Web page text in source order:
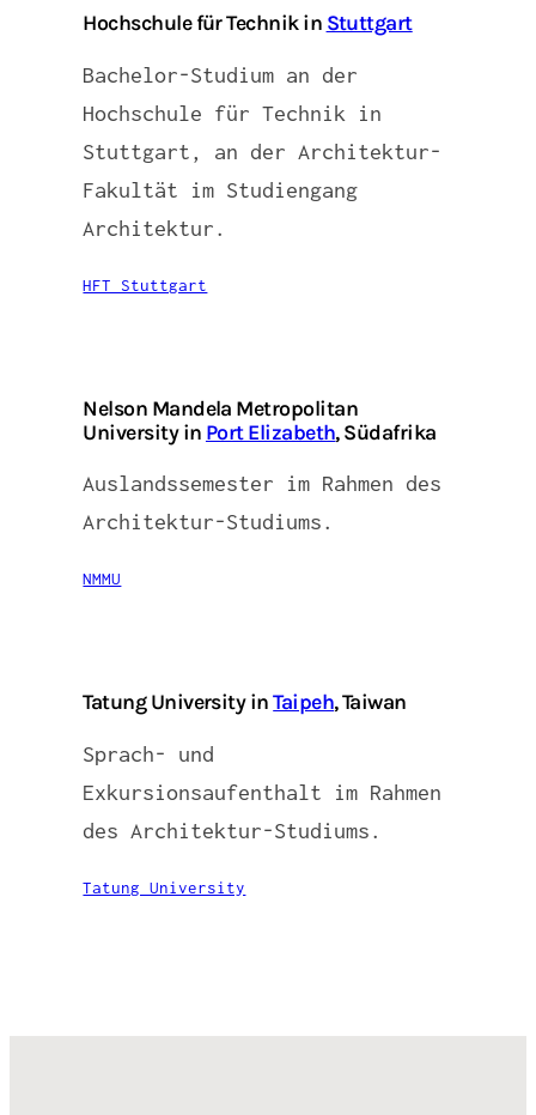
Hochschule für Technik in Stuttgart
Bachelor-Studium an der
Hochschule für Technik in
Stuttgart, an der Architektur-
Fakultät im Studiengang
Architektur.
HFT Stuttgart
Nelson Mandela Metropolitan
University in Port Elizabeth, Südafrika
Auslandssemester im Rahmen des
Architektur-Studiums.
NMMU
Tatung University inTaipeh, Taiwan
Sprach- und
Exkursionsaufenthalt im Rahmen
des Architektur-Studiums.
Tatung University